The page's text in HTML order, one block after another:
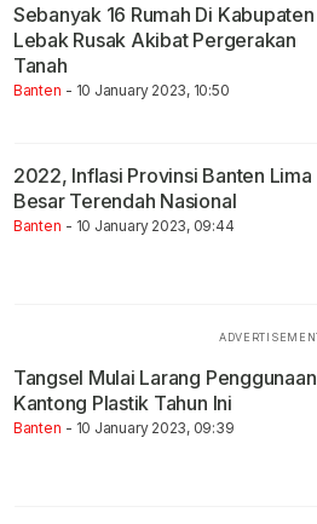
Sebanyak 16 Rumah Di Kabupaten
Lebak Rusak Akibat Pergerakan
Tanah
Banten - 10 January 2023, 10:50
2022, Inflasi Provinsi Banten Lima
Besar Terendah Nasional
Banten - 10 January 2023, 09:44
Tangsel Mulai Larang Penggunaan
Kantong Plastik Tahun Ini
Banten - 10 January 2023, 09:39